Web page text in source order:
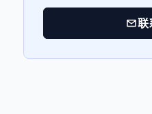
联